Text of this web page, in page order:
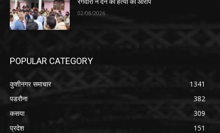
02/08/2026
POPULAR CATEGORY
कुशीनगर समाचार
1341
पडरौना
382
कसया
309
प्रदेश
151